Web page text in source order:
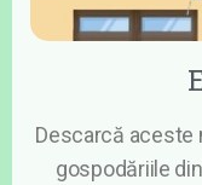
Descarcă aceste
gospodăriile